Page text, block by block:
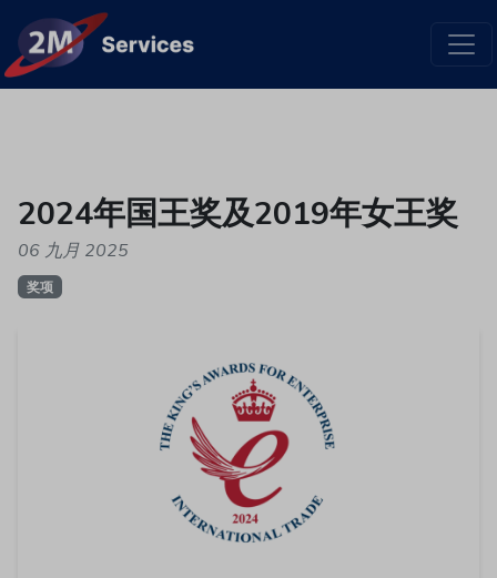
2024年国王奖及2019年女王奖
06 九月 2025
奖项